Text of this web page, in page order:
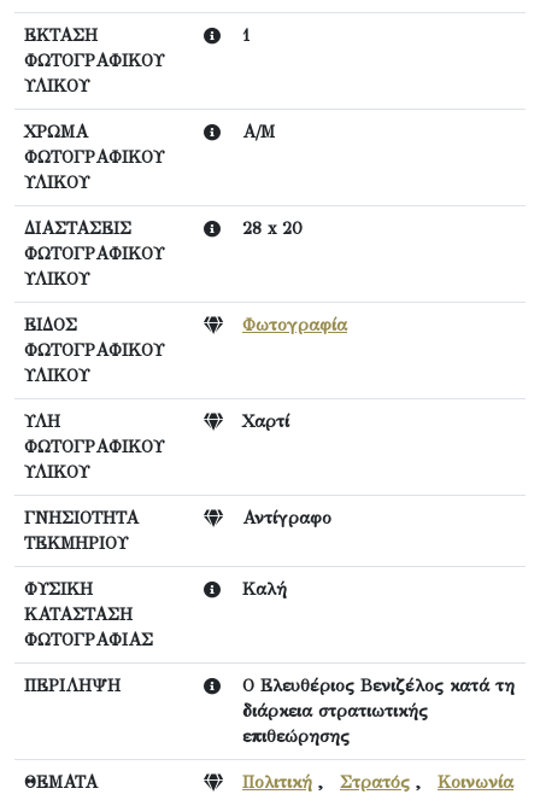
ΕΚΤΑΣΗ
ΦΩΤΟΓΡΑΦΙΚΟΥ
ΥΛΙΚΟΥ
1
ΧΡΩΜΑ
ΦΩΤΟΓΡΑΦΙΚΟΥ
ΥΛΙΚΟΥ
Α/Μ
ΔΙΑΣΤΑΣΕΙΣ
ΦΩΤΟΓΡΑΦΙΚΟΥ
ΥΛΙΚΟΥ
28 x 20
ΕΙΔΟΣ
ΦΩΤΟΓΡΑΦΙΚΟΥ
ΥΛΙΚΟΥ
Φωτογραφία
ΥΛΗ
ΦΩΤΟΓΡΑΦΙΚΟΥ
ΥΛΙΚΟΥ
Χαρτί
ΓΝΗΣΙΟΤΗΤΑ
ΤΕΚΜΗΡΙΟΥ
Αντίγραφο
ΦΥΣΙΚΗ
ΚΑΤΑΣΤΑΣΗ
ΦΩΤΟΓΡΑΦΙΑΣ
Καλή
ΠΕΡΙΛΗΨΗ
Ο Ελευθέριος Βενιζέλος κατά τη
διάρκεια στρατιωτικής
επιθεώρησης
ΘΕΜΑΤΑ Πολιτική , Στρατός , Κοινωνία